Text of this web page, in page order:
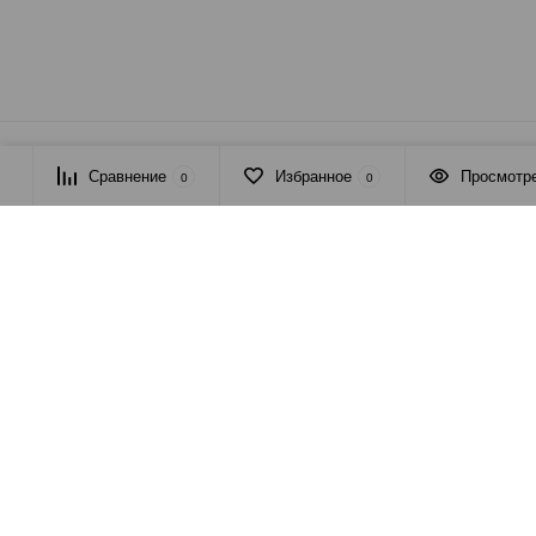
© 2026 ПАСМА - универсальный поставщик товаров для
Сравнение 0 Избранное 0